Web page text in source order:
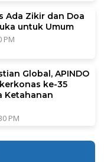
Ada Zikir dan Doa
untuk Umum
PM
Global, APINDO
ke-35
Ketahanan
PM